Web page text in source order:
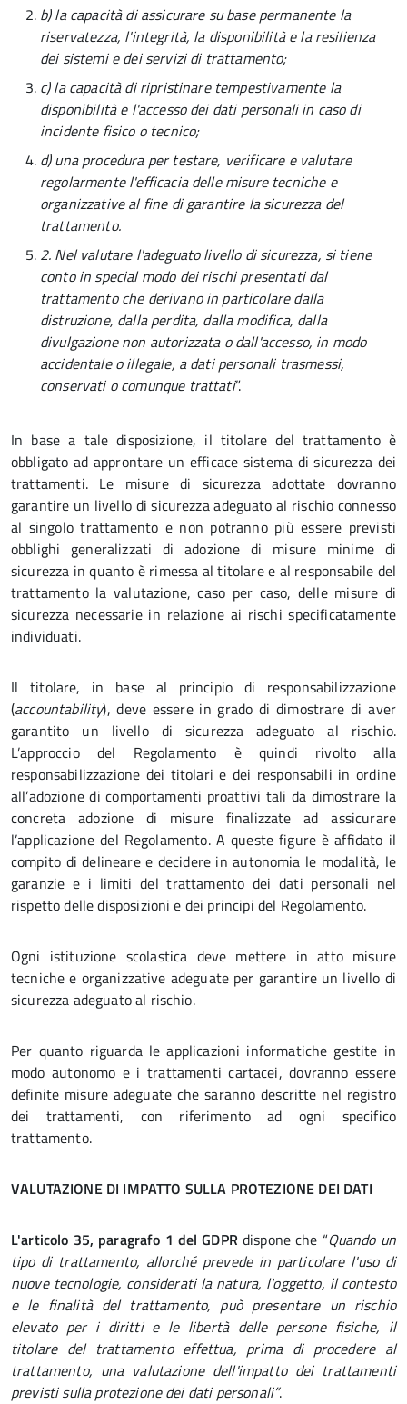
b) la capacità di assicurare su base permanente la
riservatezza, l'integrità, la disponibilità e la resilienza
dei sistemi e dei servizi di trattamento;
c) la capacità di ripristinare tempestivamente la
disponibilità e l'accesso dei dati personali in caso di
incidente fisico o tecnico;
d) una procedura per testare, verificare e valutare
regolarmente l'efficacia delle misure tecniche e
organizzative al fine di garantire la sicurezza del
trattamento.
2. Nel valutare l'adeguato livello di sicurezza, si tiene
conto in special modo dei rischi presentati dal
trattamento che derivano in particolare dalla
distruzione, dalla perdita, dalla modifica, dalla
divulgazione non autorizzata o dall'accesso, in modo
accidentale o illegale, a dati personali trasmessi,
conservati o comunque trattati”.
In base a tale disposizione, il titolare del trattamento è
obbligato ad approntare un efficace sistema di sicurezza dei
trattamenti. Le misure di sicurezza adottate dovranno
garantire un livello di sicurezza adeguato al rischio connesso
al singolo trattamento e non potranno più essere previsti
obblighi generalizzati di adozione di misure minime di
sicurezza in quanto è rimessa al titolare e al responsabile del
trattamento la valutazione, caso per caso, delle misure di
sicurezza necessarie in relazione ai rischi specificatamente
individuati.
Il titolare, in base al principio di responsabilizzazione
(accountability), deve essere in grado di dimostrare di aver
garantito un livello di sicurezza adeguato al rischio.
L’approccio del Regolamento è quindi rivolto alla
responsabilizzazione dei titolari e dei responsabili in ordine
all’adozione di comportamenti proattivi tali da dimostrare la
concreta adozione di misure finalizzate ad assicurare
l’applicazione del Regolamento. A queste figure è affidato il
compito di delineare e decidere in autonomia le modalità, le
garanzie e i limiti del trattamento dei dati personali nel
rispetto delle disposizioni e dei principi del Regolamento.
Ogni istituzione scolastica deve mettere in atto misure
tecniche e organizzative adeguate per garantire un livello di
sicurezza adeguato al rischio.
Per quanto riguarda le applicazioni informatiche gestite in
modo autonomo e i trattamenti cartacei, dovranno essere
definite misure adeguate che saranno descritte nel registro
dei trattamenti, con riferimento ad ogni specifico
trattamento.
VALUTAZIONE DI IMPATTO SULLA PROTEZIONE DEI DATI
L'articolo 35, paragrafo 1 del GDPRdispone che “Quando un
tipo di trattamento, allorché prevede in particolare l'uso di
nuove tecnologie, considerati la natura, l'oggetto, il contesto
e le finalità del trattamento, può presentare un rischio
elevato per i diritti e le libertà delle persone fisiche, il
titolare del trattamento effettua, prima di procedere al
trattamento, una valutazione dell'impatto dei trattamenti
previsti sulla protezione dei dati personali”.